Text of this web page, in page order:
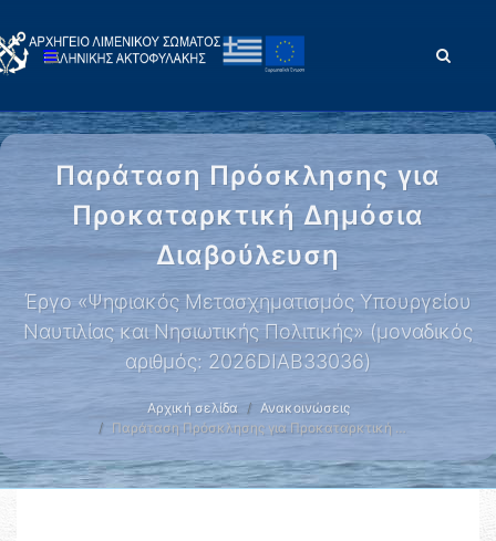
Παράταση Πρόσκλησης για
Προκαταρκτική Δημόσια
Διαβούλευση
Έργο «Ψηφιακός Μετασχηματισμός Υπουργείου
Ναυτιλίας και Νησιωτικής Πολιτικής» (μοναδικός
αριθμός: 2026DIAB33036)
Αρχική σελίδα
Ανακοινώσεις
Παράταση Πρόσκλησης για Προκαταρκτική …